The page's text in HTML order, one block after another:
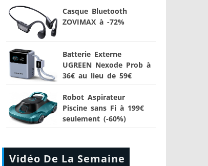
Casque Bluetooth
ZOVIMAX à -72%
Batterie Externe
UGREEN Nexode Prob à
36€ au lieu de 59€
Robot Aspirateur
Piscine sans Fi à 199€
seulement (-60%)
Vidéo De La Semaine